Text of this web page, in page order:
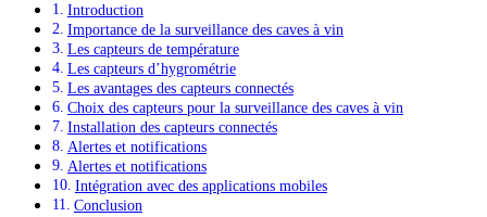
Introduction
Importance de la surveillance des caves à vin
Les capteurs de température
Les capteurs d’hygrométrie
Les avantages des capteurs connectés
Choix des capteurs pour la surveillance des caves à vin
Installation des capteurs connectés
Alertes et notifications
Alertes et notifications
Intégration avec des applications mobiles
Conclusion